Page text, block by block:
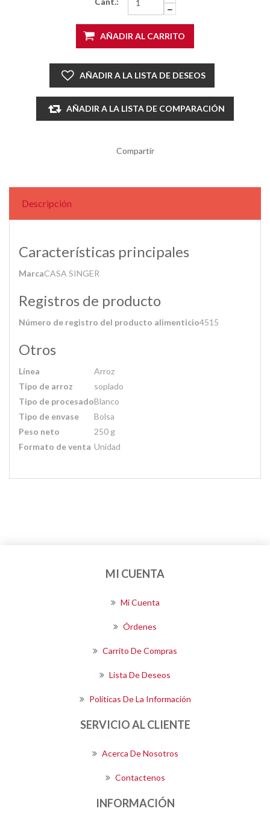
AÑADIR AL CARRITO
AÑADIR A LA LISTA DE DESEOS
AÑADIR A LA LISTA DE COMPARACIÓN
Compartir
Descripción
Características principales
MarcaCASA SINGER
Registros de producto
Número de registro del producto alimenticio4515
Otros
Línea
Arroz
Tipo de arroz
soplado
Tipo de procesadoBlanco
Tipo de envase
Bolsa
Peso neto
250 g
Formato de venta Unidad
MI CUENTA
Mi Cuenta
Órdenes
Carrito De Compras
Lista De Deseos
Políticas De La Información
SERVICIO AL CLIENTE
Acerca De Nosotros
Contactenos
INFORMACIÓN